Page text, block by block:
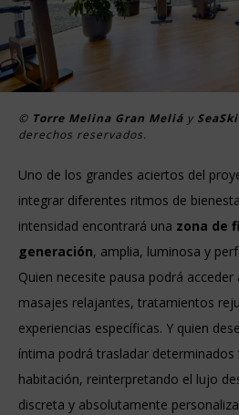
© Torre Melina Gran Meliá y
derechos reservados.
Uno de los grandes aciertos del
integrar diferentes ritmos de
intensidad encontrará una zona de
generación, amplia, luminosa y
Quien necesite pausa podrá
masajes relajantes, tratamientos
experiencias específicas. Y quien
íntima podrá trasladar
habitación, reinterpretando el lujo
discreta y absolutamente